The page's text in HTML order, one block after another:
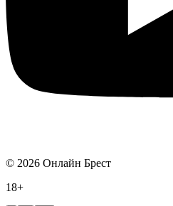
© 2026 Онлайн Брест
18+